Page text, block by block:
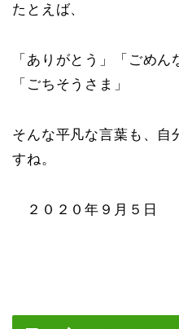
たとえば、
「ありがとう」「ごめん
「ごちそうさま」
そんな平凡な言葉も、自
すね。
２０２０年９月５日